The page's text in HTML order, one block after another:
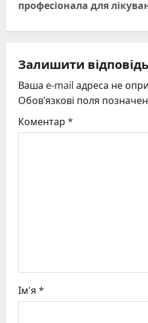
n
v
i
g
професіонала для
Залишити відповідь
Ваша e-mail адреса не
Обов’язкові поля
Коментар *
Ім'я *